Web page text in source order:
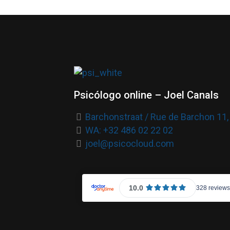
Psicólogo online – Joel Canals
Barchonstraat / Rue de Barchon
WA: +32 486 02 22 02
joel@psicocloud.com